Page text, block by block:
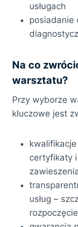
usługach
posiadanie
Na co
warsztatu?
Przy wyborze
kluczowe jest
certyfikaty
usług –